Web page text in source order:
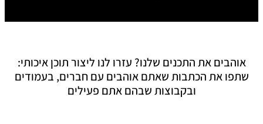
אוהבים את התכנים שלנו? עזרו לנו ליצור תוכן איכותי:
שתפו את הכתבות שאתם אוהבים עם חברים, בעמודים
ובקבוצות שבהם אתם פעילים